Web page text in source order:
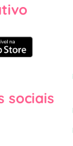
sociais